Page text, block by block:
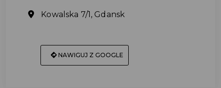
Kowalska 7/1, Gdansk
NAWIGUJ Z GOOGLE